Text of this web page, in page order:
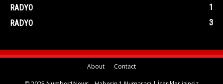
RADYO
1
RADYO
3
About Contact